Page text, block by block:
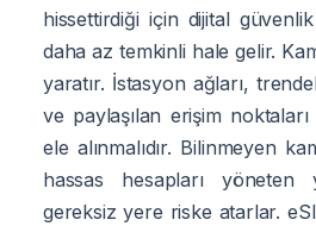
hissettirdiği için dijital
daha az temkinli hale gelir.
yaratır. İstasyon ağları,
ve paylaşılan erişim
ele alınmalıdır. Bilinmeyen
hassas hesapları yöneten
gereksiz yere riske atarlar.